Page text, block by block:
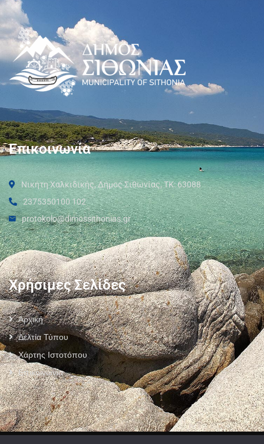
Επικοινωνία
Νικήτη Χαλκιδικής, Δήμος Σιθωνίας, ΤΚ: 63088
2375350100 102
protokolo@dimossithonias.gr
Χρήσιμες Σελίδες
Αρχική
Δελτία Τύπου
Χάρτης Ιστοτόπου
Επικοινωνία